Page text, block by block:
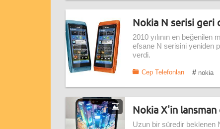
Nokia N serisi geri
2010 yılının en
efsane N serisini yeniden
verdi.
Cep Telefonları # nokia
Nokia X'in lansman
Uzun bir süredir beklenen